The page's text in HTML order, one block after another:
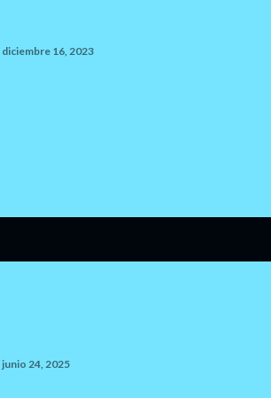
diciembre 16, 2023
junio 24, 2025